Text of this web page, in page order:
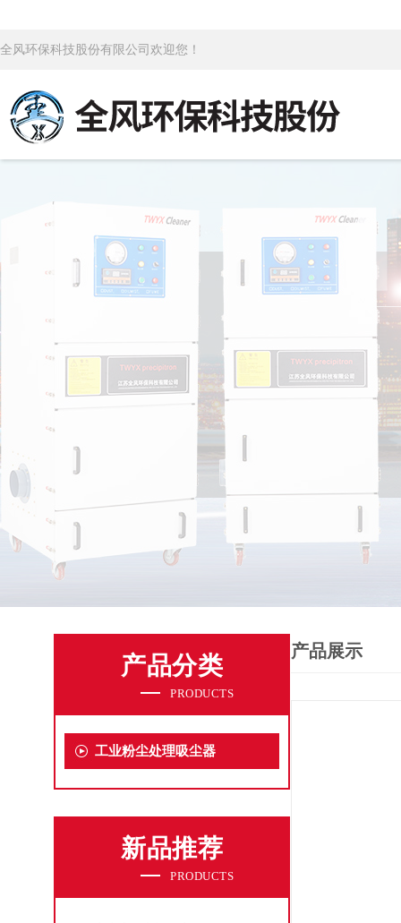
全风环保科技股份有限公司欢迎您！
产品分类
PRODUCTS
工业粉尘处理吸尘器
新品推荐
PRODUCTS
产品展示